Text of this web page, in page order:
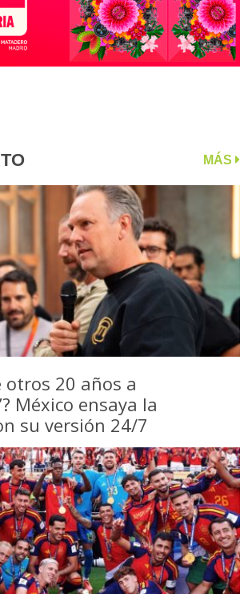
MÁS
otros 20 años a
México ensaya la
su versión 24/7